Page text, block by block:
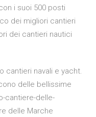
i suoi 500 posti
dei migliori cantieri
dei cantieri nautici
cantieri navali e yacht.
delle bellissime
cantiere-delle-
delle Marche